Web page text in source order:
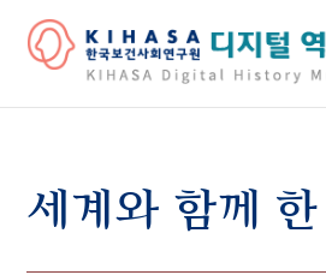
세계와 함께